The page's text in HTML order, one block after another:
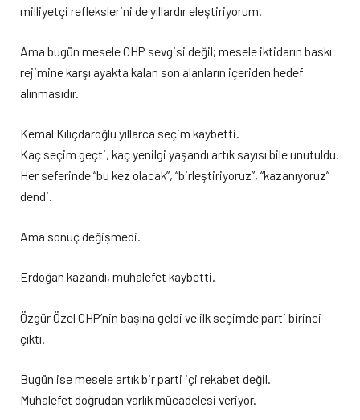
milliyetçi reflekslerini de yıllardır eleştiriyorum.
Ama bugün mesele CHP sevgisi değil; mesele iktidarın baskı
rejimine karşı ayakta kalan son alanların içeriden hedef
alınmasıdır.
Kemal Kılıçdaroğlu yıllarca seçim kaybetti.
Kaç seçim geçti, kaç yenilgi yaşandı artık sayısı bile unutuldu.
Her seferinde “bu kez olacak”, “birleştiriyoruz”, “kazanıyoruz”
dendi.
Ama sonuç değişmedi.
Erdoğan kazandı, muhalefet kaybetti.
Özgür Özel CHP’nin başına geldi ve ilk seçimde parti birinci
çıktı.
Bugün ise mesele artık bir parti içi rekabet değil.
Muhalefet doğrudan varlık mücadelesi veriyor.